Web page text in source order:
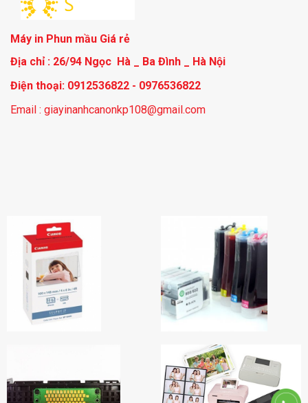
Máy in Phun mầu Giá rẻ
Địa chỉ : 26/94 Ngọc Hà _ Ba Đình _ Hà Nội
Điện thoại: 0912536822 - 0976536822
Email : giayinanhcanonkp108@gmail.com